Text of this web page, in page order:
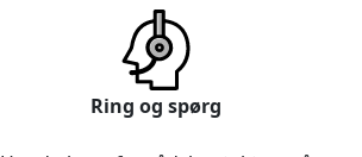
Ring og spørg